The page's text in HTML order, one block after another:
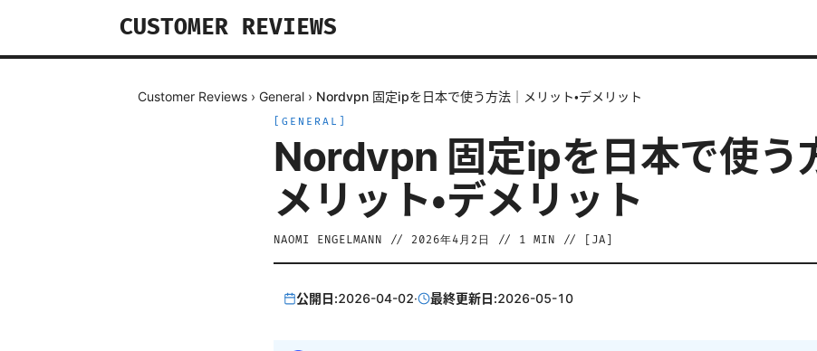
CUSTOMER REVIEWS
Customer Reviews › General › Nordvpn 固定ipを日本で使う方法｜メリット・デメリット
GENERAL
Nordvpn 固定ipを日本で使う
メリット・デメリット
NAOMI ENGELMANN // 2026年4月2日 // 1 MIN // [ JA
公開日:2026-04-02· 最終更新日:2026-05-10